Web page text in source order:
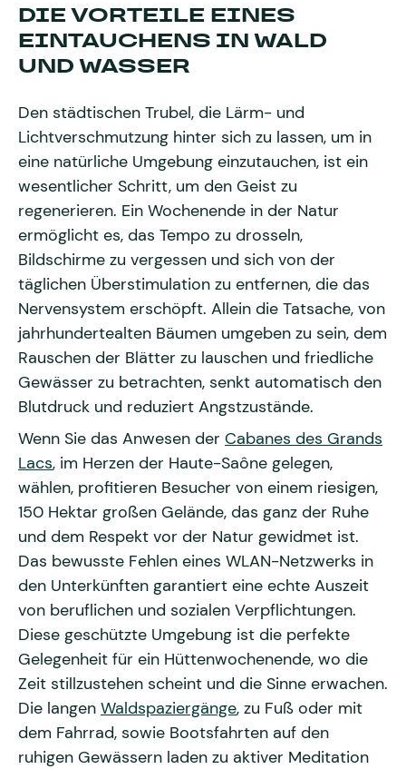
DIE VORTEILE EINES
EINTAUCHENS IN WALD
UND WASSER
Den städtischen Trubel, die Lärm- und
Lichtverschmutzung hinter sich zu lassen, um in
eine natürliche Umgebung einzutauchen, ist ein
wesentlicher Schritt, um den Geist zu
regenerieren. Ein Wochenende in der Natur
ermöglicht es, das Tempo zu drosseln,
Bildschirme zu vergessen und sich von der
täglichen Überstimulation zu entfernen, die das
Nervensystem erschöpft. Allein die Tatsache, von
jahrhundertealten Bäumen umgeben zu sein, dem
Rauschen der Blätter zu lauschen und friedliche
Gewässer zu betrachten, senkt automatisch den
Blutdruck und reduziert Angstzustände.
Wenn Sie das Anwesen der Cabanes des Grands
Lacs, im Herzen der Haute-Saône gelegen,
wählen, profitieren Besucher von einem riesigen,
150 Hektar großen Gelände, das ganz der Ruhe
und dem Respekt vor der Natur gewidmet ist.
Das bewusste Fehlen eines WLAN-Netzwerks in
den Unterkünften garantiert eine echte Auszeit
von beruflichen und sozialen Verpflichtungen.
Diese geschützte Umgebung ist die perfekte
Gelegenheit für ein Hüttenwochenende, wo die
Zeit stillzustehen scheint und die Sinne erwachen.
Die langen Waldspaziergänge, zu Fuß oder mit
dem Fahrrad, sowie Bootsfahrten auf den
ruhigen Gewässern laden zu aktiver Meditation